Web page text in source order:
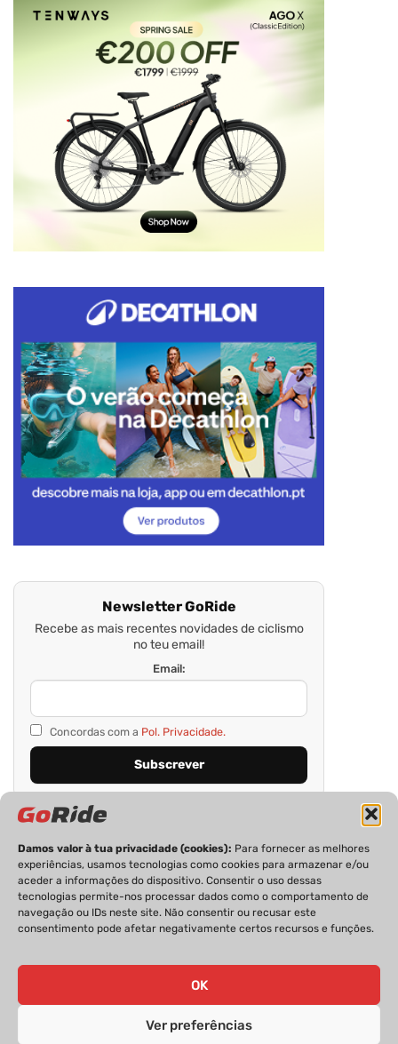
Damos valor à tua privacidade (cookies): Para fornecer as melhores
experiências, usamos tecnologias como cookies para armazenar e/ou
aceder a informações do dispositivo. Consentir o uso dessas
tecnologias permite-nos processar dados como o comportamento de
navegação ou IDs neste site. Não consentir ou recusar este
consentimento pode afetar negativamente certos recursos e funções.
OK
Ver preferências
Newsletter GoRide
Recebe as mais recentes novidades de ciclismo
no teu email!
Email:
Concordas com a Pol. Privacidade.
PRIVACIDADE FICHA TÉCNICA
ESTATUTO EDITORIAL